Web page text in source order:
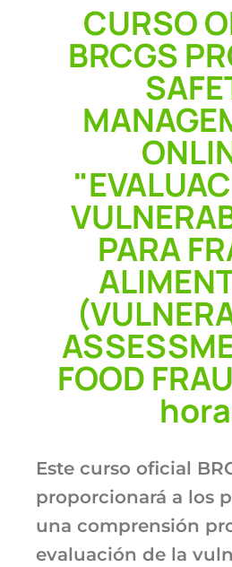
CURSO
BRCGS
PARA
FOOD
Este curso oficial
proporcionará a los
una comprensión
evaluación de la